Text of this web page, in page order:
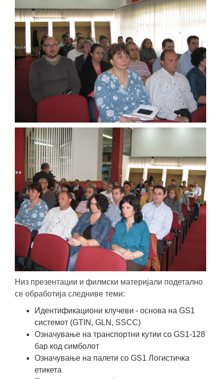
Низ презентации и филмски материјали подетално
се обработија следниве теми:
Идентификациони клучеви - основа на GS1
системот (GTIN, GLN, SSCC)
Означување на транспортни кутии со GS1-128
бар код симболот
Означување на палети со GS1 Логистичка
етикета